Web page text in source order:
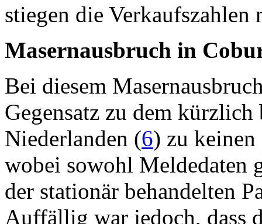
stiegen die
Masernausbruch in
Bei diesem
Gegensatz zu dem
Niederlanden (6) zu
wobei sowohl Meldedaten
der stationär behandelten
Auffällig war jedoch, dass